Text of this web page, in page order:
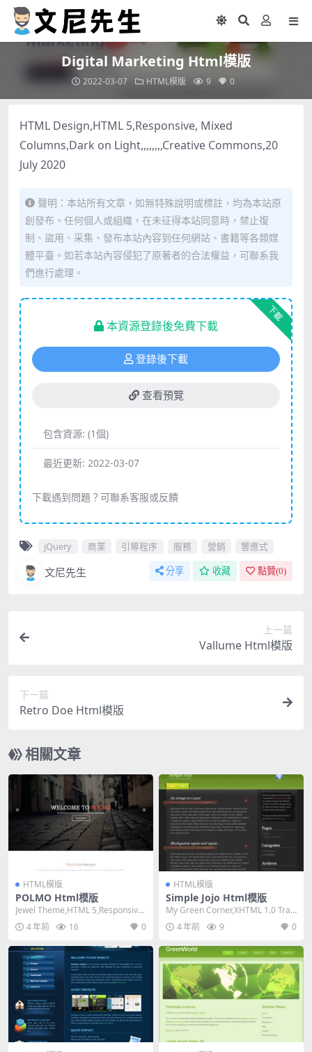
Digital Marketing Html模版
2022-03-07 HTML模版 9 0
HTML Design,HTML 5,Responsive, Mixed
Columns,Dark on Light,,,,,,,,Creative Commons,20
July 2020
聲明：本站所有文章，如無特殊說明或標註，均為本站原
創發布。任何個人或組織，在未征得本站同意時，禁止復
制、盜用、采集、發布本站內容到任何網站、書籍等各類媒
體平臺。如若本站內容侵犯了原著者的合法權益，可聯系我
們進行處理。
下載
本資源登錄後免費下載
登錄後下載
查看預覽
包含資源: (1個)
最近更新: 2022-03-07
下載遇到問題？可聯系客服或反饋
jQuery 商業 引導程序 服務 營銷 響應式
文尼先生 分享 收藏 點贊(0)
上一篇
Vallume Html模版
下一篇
Retro Doe Html模版
相關文章
HTML模版
POLMO Html模版
Jewel Theme,HTML 5,Responsive,
4 Columns...
4 年前 16 0
HTML模版
Simple Jojo Html模版
My Green Corner,XHTML 1.0 Tran
sitional,F...
4 年前 9 0